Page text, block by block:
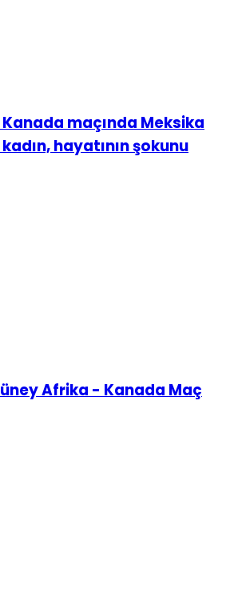
maçında Meksika
hayatının şokunu
Afrika - Kanada Maç